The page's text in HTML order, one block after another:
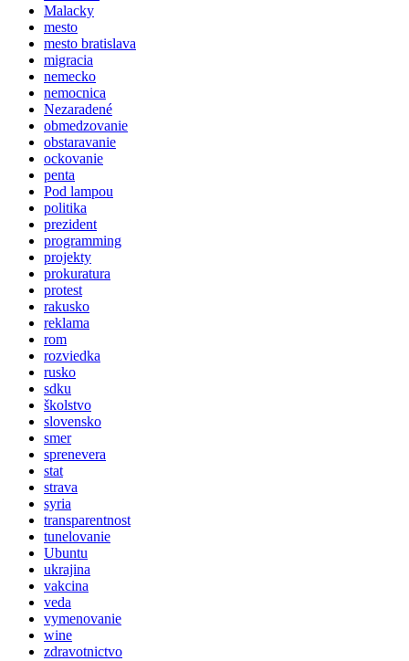
Malacky
mesto
mesto bratislava
migracia
nemecko
nemocnica
Nezaradené
obmedzovanie
obstaravanie
ockovanie
penta
Pod lampou
politika
prezident
programming
projekty
prokuratura
protest
rakusko
reklama
rom
rozviedka
rusko
sdku
školstvo
slovensko
smer
sprenevera
stat
strava
syria
transparentnost
tunelovanie
Ubuntu
ukrajina
vakcina
veda
vymenovanie
wine
zdravotnictvo